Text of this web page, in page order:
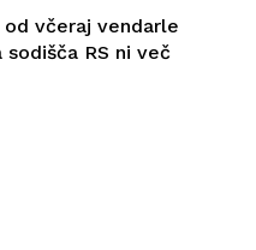
včeraj vendarle
RS ni več